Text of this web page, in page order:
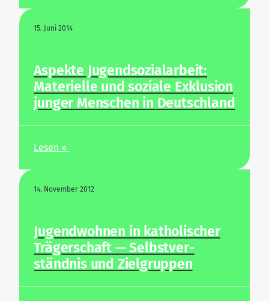
15. Juni 2014
Aspekte Jugend­so­zi­al­arbeit:
Mate­rielle und soziale Exklusion
junger Men­schen in Deutschland
Lesen »
14. November 2012
Jugend­wohnen in katho­li­scher
Trä­ger­schaft — Selbst­ver­
ständnis und Zielgruppen